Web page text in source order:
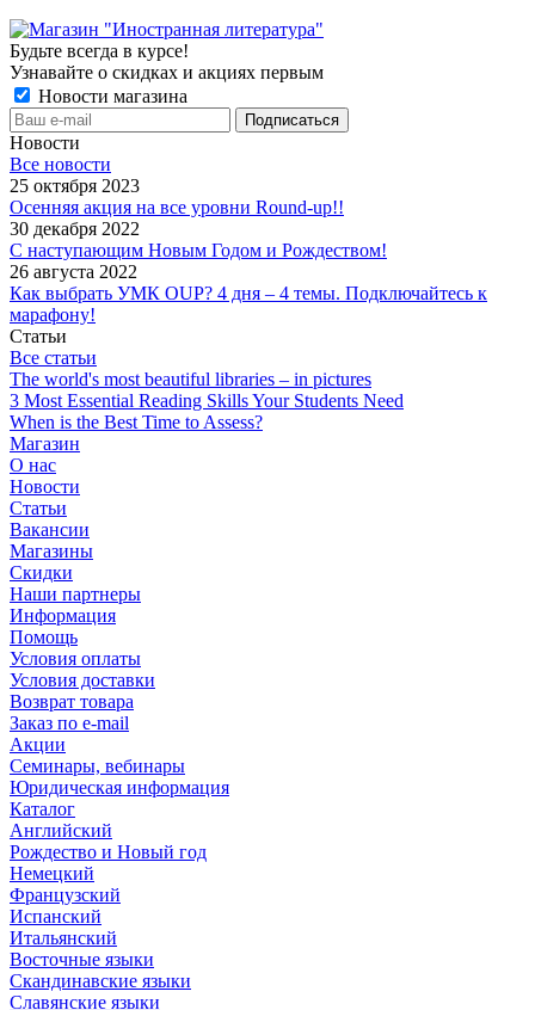
Будьте всегда в курсе!
Узнавайте о скидках и акциях первым
Новости магазина
Новости
Все новости
25 октября 2023
Осенняя акция на все уровни Round-up!!
30 декабря 2022
С наступающим Новым Годом и Рождеством!
26 августа 2022
Как выбрать УМК OUP? 4 дня – 4 темы. Подключайтесь к
марафону!
Статьи
Все статьи
The world's most beautiful libraries – in pictures
3 Most Essential Reading Skills Your Students Need
When is the Best Time to Assess?
Магазин
О нас
Новости
Статьи
Вакансии
Магазины
Скидки
Наши партнеры
Информация
Помощь
Условия оплаты
Условия доставки
Возврат товара
Заказ по e-mail
Акции
Семинары, вебинары
Юридическая информация
Каталог
Английский
Рождество и Новый год
Немецкий
Французский
Испанский
Итальянский
Восточные языки
Скандинавские языки
Славянские языки